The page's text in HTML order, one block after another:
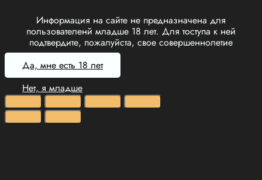
Информация на сайте не предназначена для
пользователенй младше 18 лет. Для тоступа к ней
подтвердите, пожалуйста, свое совершеннолетие
Да, мне есть 18 лет
Нет, я младше